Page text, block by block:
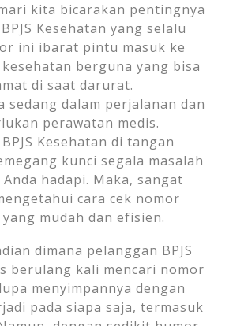
kita bicarakan pentingnya
Kesehatan yang selalu
ini ibarat pintu masuk ke
berguna yang bisa
di saat darurat.
sedang dalam perjalanan dan
perawatan medis.
Kesehatan di tangan
kunci segala masalah
hadapi. Maka, sangat
cara cek nomor
yang mudah dan efisien.
dimana pelanggan BPJS
berulang kali mencari nomor
menyimpannya dengan
pada siapa saja, termasuk